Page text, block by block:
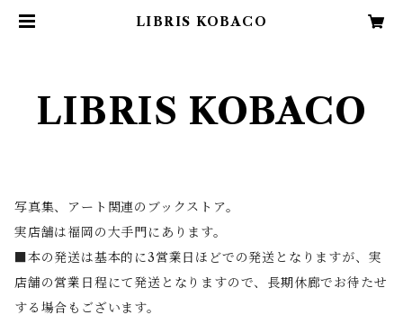
LIBRIS KOBACO
LIBRIS KOBACO
写真集、アート関連のブックストア。
実店舗は福岡の大手門にあります。
■本の発送は基本的に3営業日ほどでの発送となりますが、実
店舗の営業日程にて発送となりますので、長期休廊でお待たせ
する場合もございます。